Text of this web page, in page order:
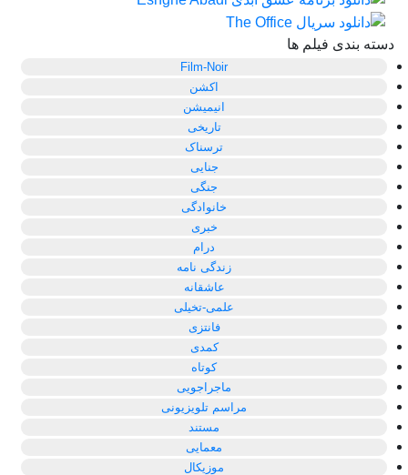
دسته بندی فیلم ها
Film-Noir
اکشن
انیمیشن
تاریخی
ترسناک
جنایی
جنگی
خانوادگی
خبری
درام
زندگی نامه
عاشقانه
علمی-تخیلی
فانتزی
کمدی
کوتاه
ماجراجویی
مراسم تلویزیونی
مستند
معمایی
موزیکال